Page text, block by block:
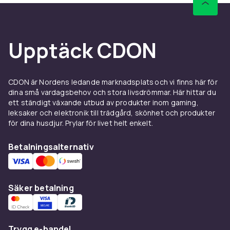
räcker för de flesta en heldag. Processor:
Flaggskeppsprocessorer (Snapdragon 8 Elite,
räcker; 12 GB+ för power users. Lagring: Välj
minst 128 GB.
CDON
Samsungär störst globalt med Galaxy S, A och
Z-serien för alla budgetar.Apple iPhone
mjukvarusupport.
med bästa mjukvarufotografi och ren Android.
XiaomiochOnePlus
flaggskeppsprestanda till lägre pris.
Xperiafokuserar på kreativitet och fotografi.
Upptäck CDON
CDON är Nordens ledande marknadsplats och vi finns här för
dina små vardagsbehov och stora livsdrömmar. Här hittar du
ett ständigt växande utbud av produkter inom gaming,
leksaker och elektronik till trädgård, skönhet och produkter
för dina husdjur. Prylar för livet helt enkelt.
Betalningsalternativ
Säker betalning